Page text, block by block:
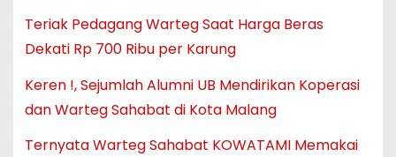
Teriak Pedagang Warteg Saat Harga Beras
Dekati Rp 700 Ribu per Karung
Keren !, Sejumlah Alumni UB Mendirikan Koperasi
dan Warteg Sahabat di Kota Malang
Ternyata Warteg Sahabat KOWATAMI Memakai